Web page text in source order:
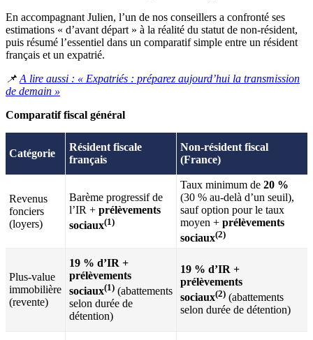
En accompagnant Julien, l’un de nos conseillers a confronté ses
estimations « d’avant départ » à la réalité du statut de non-résident,
puis résumé l’essentiel dans un comparatif simple entre un résident
français et un expatrié.
📌 A lire aussi : « Expatriés : préparez aujourd’hui la transmission
de demain »
Comparatif fiscal général
Catégorie
Résident fiscale
français
Non-résident fiscal
(France)
Revenus
fonciers
(loyers)
Barème progressif de
l’IR + prélèvements
sociaux(1)
Taux minimum de 20 %
(30 % au-delà d’un seuil),
sauf option pour le taux
moyen + prélèvements
sociaux(2)
Plus-value
immobilière
(revente)
19 % d’IR +
prélèvements
sociaux(1) (abattements
selon durée de
détention)
19 % d’IR +
prélèvements
sociaux(2) (abattements
selon durée de détention)